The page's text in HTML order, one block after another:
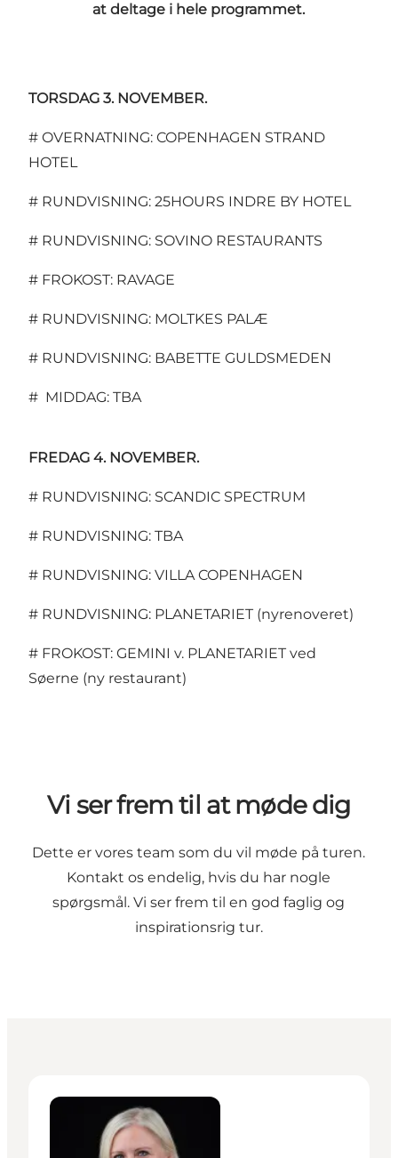
at deltage i hele programmet.
TORSDAG 3. NOVEMBER.
# OVERNATNING: COPENHAGEN STRAND
HOTEL
# RUNDVISNING: 25HOURS INDRE BY HOTEL
# RUNDVISNING: SOVINO RESTAURANTS
# FROKOST: RAVAGE
# RUNDVISNING: MOLTKES PALÆ
# RUNDVISNING: BABETTE GULDSMEDEN
# MIDDAG: TBA
FREDAG 4. NOVEMBER.
# RUNDVISNING: SCANDIC SPECTRUM
# RUNDVISNING: TBA
# RUNDVISNING: VILLA COPENHAGEN
# RUNDVISNING: PLANETARIET (nyrenoveret)
# FROKOST: GEMINI v. PLANETARIET ved
Søerne (ny restaurant)
Vi ser frem til at møde dig
Dette er vores team som du vil møde på turen.
Kontakt os endelig, hvis du har nogle
spørgsmål. Vi ser frem til en god faglig og
inspirationsrig tur.